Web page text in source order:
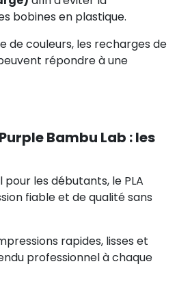
bobines en plastique.
de couleurs, les recharges de
répondre à une
Bambu Lab : les
pour les débutants, le PLA
fiable et de qualité sans
rapides, lisses et
professionnel à chaque